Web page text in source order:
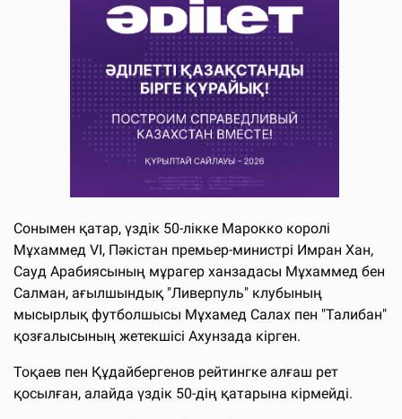
Сонымен қатар, үздік 50-лікке Марокко королі
Мұхаммед VI, Пәкістан премьер-министрі Имран Хан,
Сауд Арабиясының мұрагер ханзадасы Мұхаммед бен
Салман, ағылшындық "Ливерпуль" клубының
мысырлық футболшысы Мұхамед Салах пен "Талибан"
қозғалысының жетекшісі Ахунзада кірген.
Тоқаев пен Құдайбергенов рейтингке алғаш рет
қосылған, алайда үздік 50-дің қатарына кірмейді.